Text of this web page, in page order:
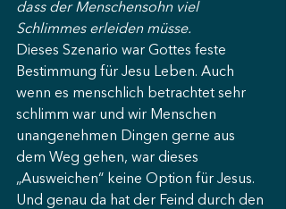
dass der Menschensohn viel
Schlimmes erleiden müsse.
Dieses Szenario war Gottes feste
Bestimmung für Jesu Leben. Auch
wenn es menschlich betrachtet sehr
schlimm war und wir Menschen
unangenehmen Dingen gerne aus
dem Weg gehen, war dieses
„Ausweichen“ keine Option für Jesus.
Und genau da hat der Feind durch den